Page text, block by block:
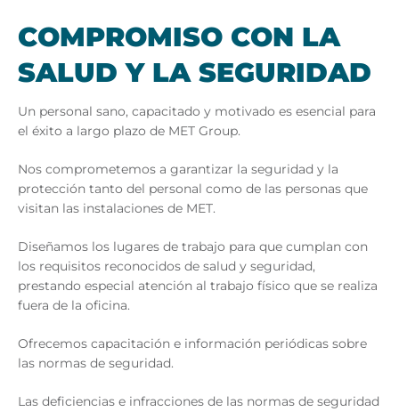
COM­PRO­MI­SO CON LA
SA­LUD Y LA SE­GU­RI­DAD
Un personal sano, capacitado y motivado es esencial para
el éxito a largo plazo de MET Group.
Nos comprometemos a garantizar la seguridad y la
protección tanto del personal como de las personas que
visitan las instalaciones de MET.
Diseñamos los lugares de trabajo para que cumplan con
los requisitos reconocidos de salud y seguridad,
prestando especial atención al trabajo físico que se realiza
fuera de la oficina.
Ofrecemos capacitación e información periódicas sobre
las normas de seguridad.
Las deficiencias e infracciones de las normas de seguridad